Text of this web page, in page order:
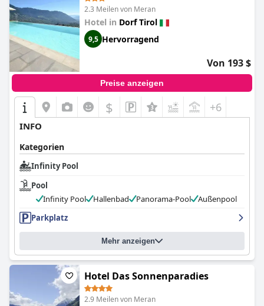
2.3 Meilen von Meran
Hotel in Dorf Tirol
9,5 Hervorragend
Von 193 $
Preise anzeigen
$ +6
INFO
Kategorien
Infinity Pool
Pool
Infinity Pool
Hallenbad Panorama-Pool
Außenpool
Parkplatz
Mehr anzeigen
Hotel Das Sonnenparadies
2.9 Meilen von Meran